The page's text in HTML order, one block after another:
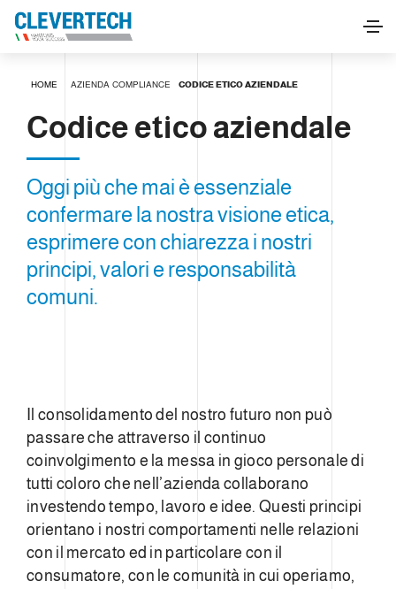
HOME AZIENDA COMPLIANCE CODICE ETICO AZIENDALE
Codice etico aziendale
Oggi più che mai è essenziale
confermare la nostra visione etica,
esprimere con chiarezza i nostri
principi, valori e responsabilità
comuni.
Il consolidamento del nostro futuro non può
passare che attraverso il continuo
coinvolgimento e la messa in gioco personale di
tutti coloro che nell’azienda collaborano
investendo tempo, lavoro e idee. Questi principi
orientano i nostri comportamenti nelle relazioni
con il mercato ed in particolare con il
consumatore, con le comunità in cui operiamo,